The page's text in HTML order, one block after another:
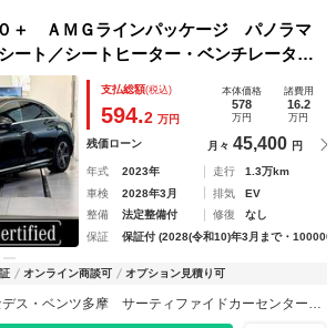
＋ ＡＭＧラインパッケージ パノラマ
ート／シートヒーター・ベンチレーター
能／パフュームアトマイザー／電動リア
／ブルメスターサウンド／リアアクスル
定中
支払総額(税込)
594.2 万円
本体価格
578
万円
諸費用
16.2
万円
残価ローン 月々 45,400 円
年式 2023年 走行
1.3万km
車検
2028年3月 排気
EV
整備
法定整備付 修復
なし
保証
保証付 (2028(令和10)年3月まで・
オンライン商談可 オプション見積り可
メルセデス・ベンツ多摩 サーティファイドカーセンター （株）シュテルン世田谷